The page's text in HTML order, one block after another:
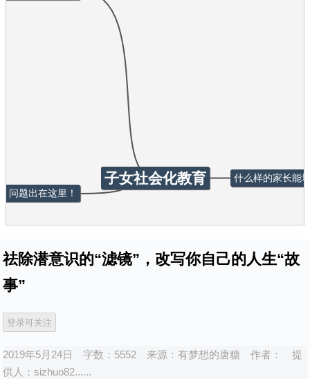
子女社会化教育
什么样的家长能
问题出在这里！
祛除潜意识的“滤镜”，改写你自己的人生“故
事”
2019年5月24日 字数：5552 来源：有梦想的唐糖 作者：
提
供人：sizhuo82......